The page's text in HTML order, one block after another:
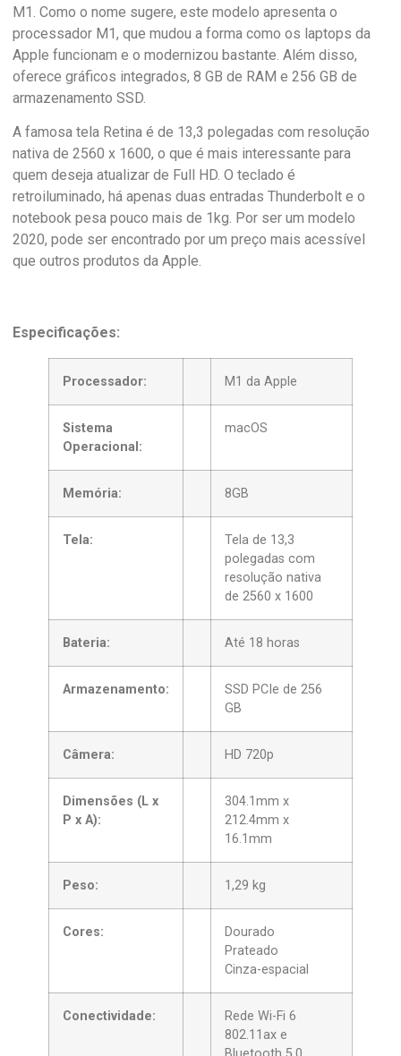
M1. Como o nome sugere, este modelo apresenta o
processador M1, que mudou a forma como os laptops da
Apple funcionam e o modernizou bastante. Além disso,
oferece gráficos integrados, 8 GB de RAM e 256 GB de
armazenamento SSD.
A famosa tela Retina é de 13,3 polegadas com resolução
nativa de 2560 x 1600, o que é mais interessante para
quem deseja atualizar de Full HD. O teclado é
retroiluminado, há apenas duas entradas Thunderbolt e o
notebook pesa pouco mais de 1kg. Por ser um modelo
2020, pode ser encontrado por um preço mais acessível
que outros produtos da Apple.
Especificações:
Processador: M1 da Apple
Sistema
Operacional:
macOS
Memória: 8GB
Tela:
Tela de 13,3
polegadas com
resolução nativa
de 2560 x 1600
Bateria: Até 18 horas
Armazenamento:
SSD PCIe de 256
GB
Câmera: HD 720p
Dimensões (L x
P x A):
304.1mm x
212.4mm x
16.1mm
Peso: 1,29 kg
Cores:
Dourado
Prateado
Cinza-espacial
Conectividade:
Rede Wi-Fi 6
802.11ax e